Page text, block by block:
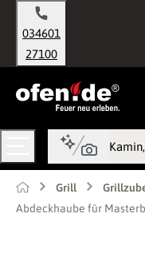
springen
034601
27100
Grill
Abdeckhaube für